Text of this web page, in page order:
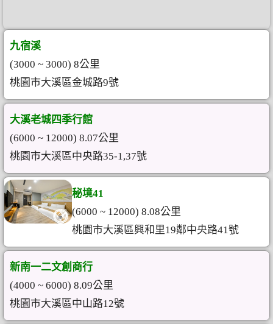
九宿溪
(3000 ~ 3000) 8公里
桃園市大溪區金城路9號
大溪老城四季行館
(6000 ~ 12000) 8.07公里
桃園市大溪區中央路35-1,37號
秘境41
(6000 ~ 12000) 8.08公里
桃園市大溪區興和里19鄰中央路41號
新南一二文創商行
(4000 ~ 6000) 8.09公里
桃園市大溪區中山路12號